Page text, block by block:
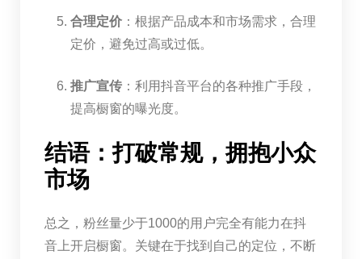
合理定价：根据产品成本和市场需求，合理
定价，避免过高或过低。
推广宣传：利用抖音平台的各种推广手段，
提高橱窗的曝光度。
结语：打破常规，拥抱小众
市场
总之，粉丝量少于1000的用户完全有能力在抖
音上开启橱窗。关键在于找到自己的定位，不断